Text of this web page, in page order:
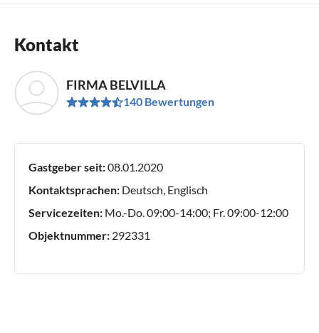
Kontakt
FIRMA BELVILLA
140 Bewertungen
Gastgeber seit:08.01.2020
Kontaktsprachen: Deutsch, Englisch
Servicezeiten: Mo.-Do. 09:00-14:00; Fr. 09:00-12:00
Objektnummer: 292331